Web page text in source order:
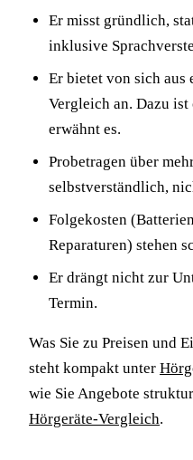
Er misst gründlich,
inklusive
Er bietet von sich
Vergleich an. Dazu
erwähnt es.
Probetragen über
selbstverständlich,
Folgekosten
Reparaturen) stehen
Er drängt nicht zur
Termin.
Was Sie zu Preisen und
steht kompakt unter
wie Sie Angebote
Hörgeräte-Vergleich.